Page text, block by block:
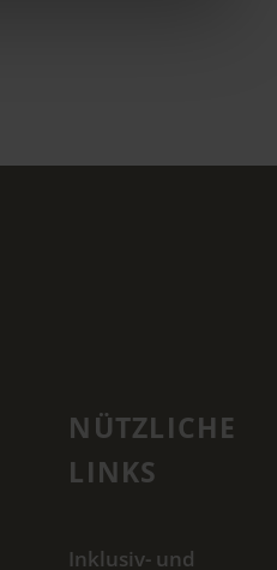
NÜTZLICHE
LINKS
Inklusiv- und